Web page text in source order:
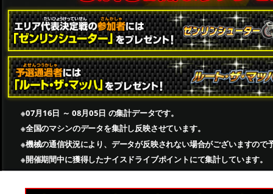
※07月16日 ～ 08月05日 の集計データです。
※全国のマシンのデータを集計し反映させています。
※機械の通信状況により、データが反映されない場合がございますので
※開催期間中に獲得したナイスドライブポイントにて集計しています。